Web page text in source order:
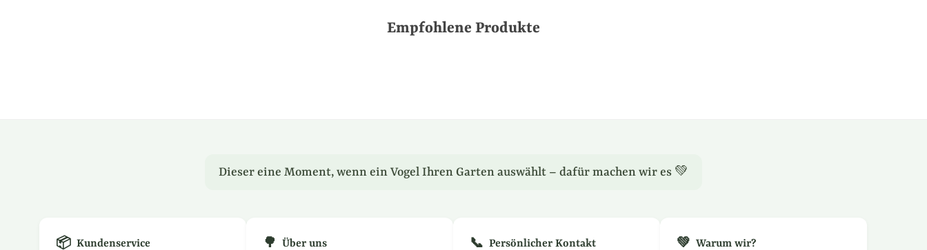
Empfohlene Produkte
Dieser eine Moment, wenn ein Vogel Ihren Garten auswählt – dafür machen wir es 💚
📦 Kundenservice 🌳 Über uns 📞 Persönlicher Kontakt 💚 Warum wir?